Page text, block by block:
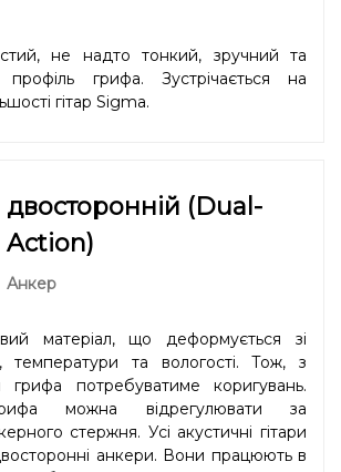
не надто тонкий, зручний та
профіль грифа. Зустрічається на
гітар Sigma.
двосторонній (Dual-
Action)
Анкер
матеріал, що деформується зі
температури та вологості. Тож, з
грифа потребуватиме коригувань.
можна відрегулювати за
стержня. Усі акустичні гітари
анкери. Вони працюють в